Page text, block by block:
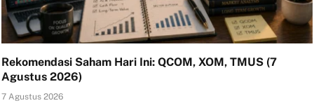
Rekomendasi Saham Hari Ini: QCOM, XOM, TMUS (7
Agustus 2026)
7 Agustus 2026